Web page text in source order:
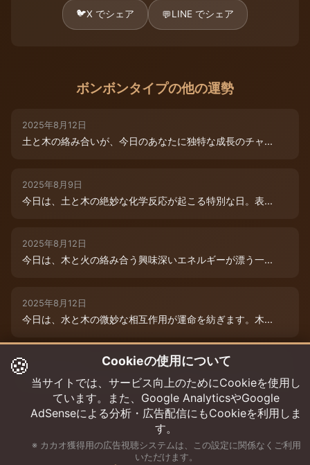
🐦X でシェア 💬LINE でシェア
ボンボンタイプの他の運勢
2025年8月12日
土と木の絡み合いが、今日のあなたに独特な成長のチャ...
2025年8月9日
今日は、土と木の絶妙な化学反応が起こる特別な日。表...
2025年8月12日
今日は、木と火の絡み合う興味深いエネルギーが漂う一...
2025年8月12日
今日は、水と木の微妙な相互作用が運命を紡ぎます。木...
2025年8月12日
今日は、情熱的な炎のエネルギーと柔軟な木のしなやか...
🍪 Cookieの使用について
当サイトでは、サービス向上のためにCookieを使用し
ています。また、Google AnalyticsやGoogle
AdSenseによる分析・広告配信にもCookieを利用しま
す。
※ カカオ獲得用の広告視聴システムは、この設定に関係なくご利用
いただけます。